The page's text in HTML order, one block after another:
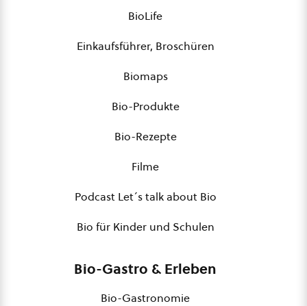
BioLife
Einkaufsführer, Broschüren
Biomaps
Bio-Produkte
Bio-Rezepte
Filme
Podcast Let´s talk about Bio
Bio für Kinder und Schulen
Bio-Gastro & Erleben
Bio-Gastronomie